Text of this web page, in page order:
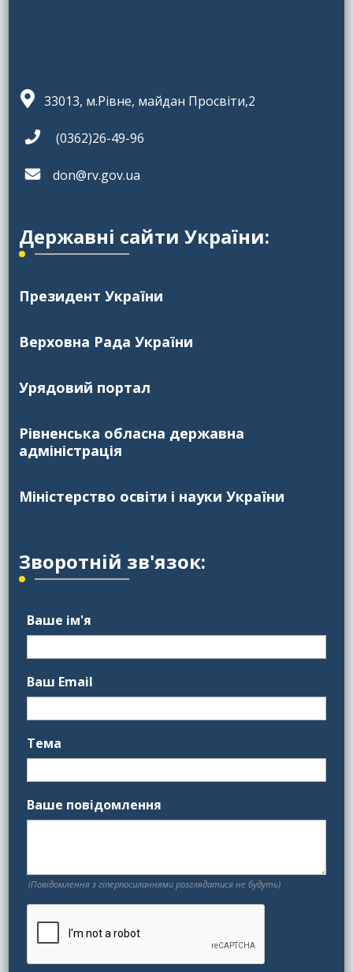
33013, м.Рівне, майдан Просвіти,2
(0362)26-49-96
don@rv.gov.ua
Державні сайти України:
Президент України
Верховна Рада України
Урядовий портал
Рівненська обласна державна
адміністрація
Міністерство освіти і науки України
Зворотній зв'язок:
Ваше ім'я
Ваш Email
Тема
Ваше повідомлення
(Повідомлення з гіперпосиланнями розглядатися не будуть)